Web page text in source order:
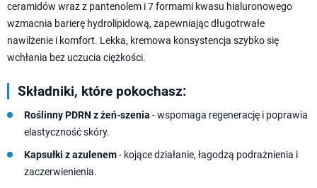
ceramidów wraz z pantenolem i 7 formami kwasu hialuronowego
wzmacnia barierę hydrolipidową, zapewniając długotrwałe
nawilżenie i komfort. Lekka, kremowa konsystencja szybko się
wchłania bez uczucia ciężkości.
Składniki, które pokochasz:
Roślinny PDRN z żeń-szenia - wspomaga regenerację i poprawia
elastyczność skóry.
Kapsułki z azulenem- kojące działanie, łagodzą podrażnienia i
zaczerwienienia.